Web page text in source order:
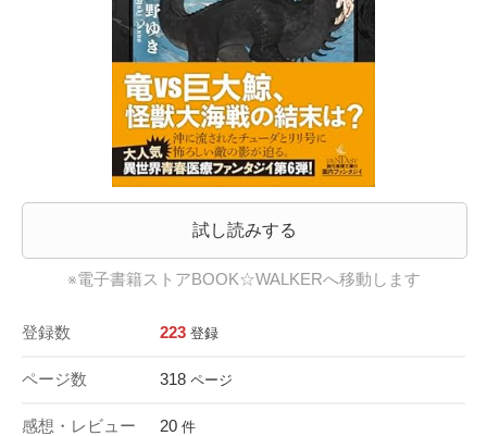
試し読みする
※電子書籍ストアBOOK☆WALKERへ移動します
登録数 223 登録
ページ数 318 ページ
感想・レビュー 20 件